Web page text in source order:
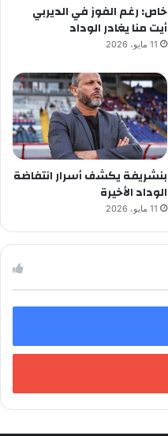
خاص: رغم الفوز في الديربي
أيت منا يغادر الوداد
11 مايو، 2026
بنشريفة يكشف أسرار انتفاضة
الوداد الأخيرة
11 مايو، 2026